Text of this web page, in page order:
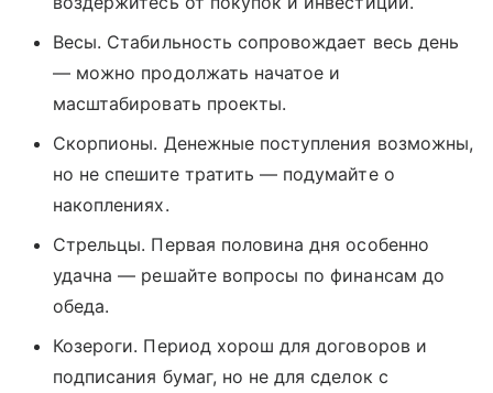
Весы. Стабильность сопровождает весь день
— можно продолжать начатое и
масштабировать проекты.
Скорпионы. Денежные поступления возможны,
но не спешите тратить — подумайте о
накоплениях.
Стрельцы. Первая половина дня особенно
удачна — решайте вопросы по финансам до
обеда.
Козероги. Период хорош для договоров и
подписания бумаг, но не для сделок с